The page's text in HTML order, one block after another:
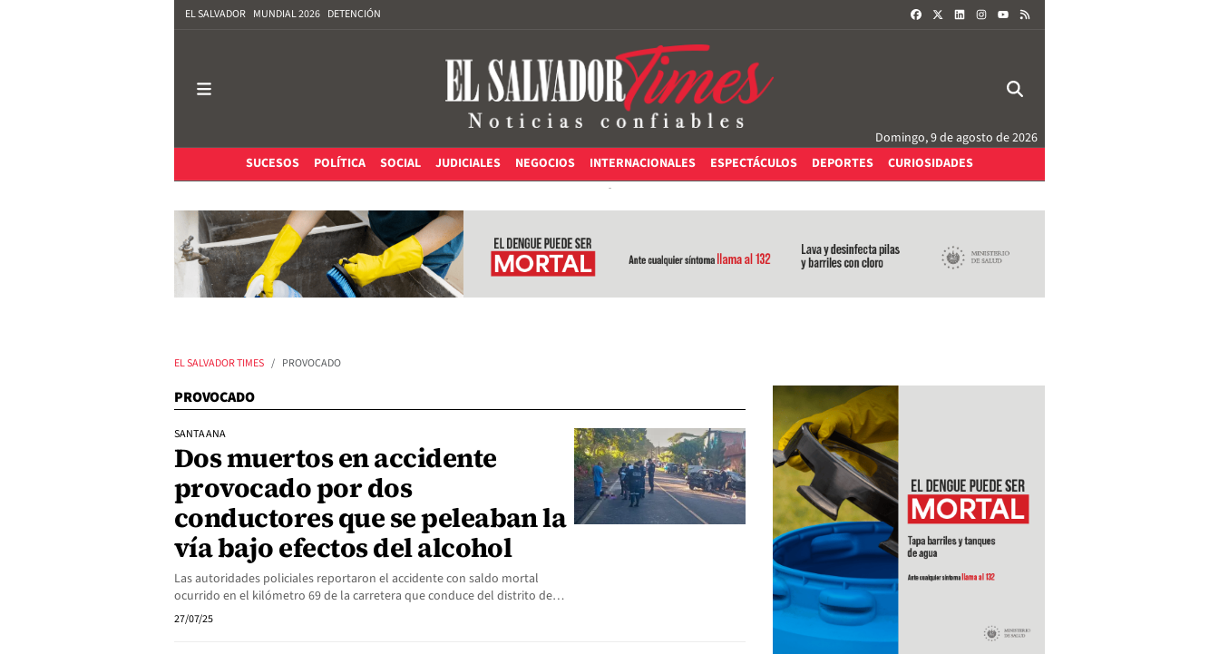
EL SALVADOR MUNDIAL 2026 DETENCIÓN FACEBOOKLINKEDININSTAGRAM
Domingo, 9 de agosto de 2026
SUCESOS
POLÍTICA SOCIAL JUDICIALES NEGOCIOS INTERNACIONALES ESPECTÁCULOS DEPORTES CURIOSIDADES
EL SALVADOR TIMES PROVOCADO
PROVOCADO
SANTA ANA
Dos muertos en accidente
provocado por dos
conductores que se peleaban la
vía bajo efectos del alcohol
Las autoridades policiales reportaron el accidente con saldo mortal
ocurrido en el kilómetro 69 de la carretera que conduce del distrito de…
27/07/25